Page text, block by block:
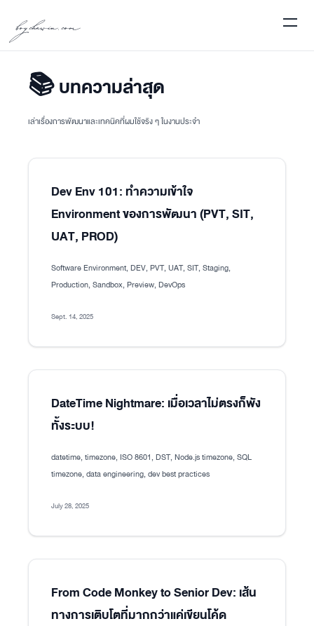
boychawin.com
📚 บทความล่าสุด
เล่าเรื่องการพัฒนาและเทคนิคที่ผมใช้จริง ๆ ในงานประจำ
Dev Env 101: ทำความเข้าใจ
Environment ของการพัฒนา (PVT, SIT,
UAT, PROD)
Software Environment, DEV, PVT, UAT, SIT, Staging,
Production, Sandbox, Preview, DevOps
Sept. 14, 2025
DateTime Nightmare: เมื่อเวลาไม่ตรงก็พัง
ทั้งระบบ!
datetime, timezone, ISO 8601, DST, Node.js timezone, SQL
timezone, data engineering, dev best practices
July 28, 2025
From Code Monkey to Senior Dev: เส้น
ทางการเติบโตที่มากกว่าแค่เขียนโค้ด